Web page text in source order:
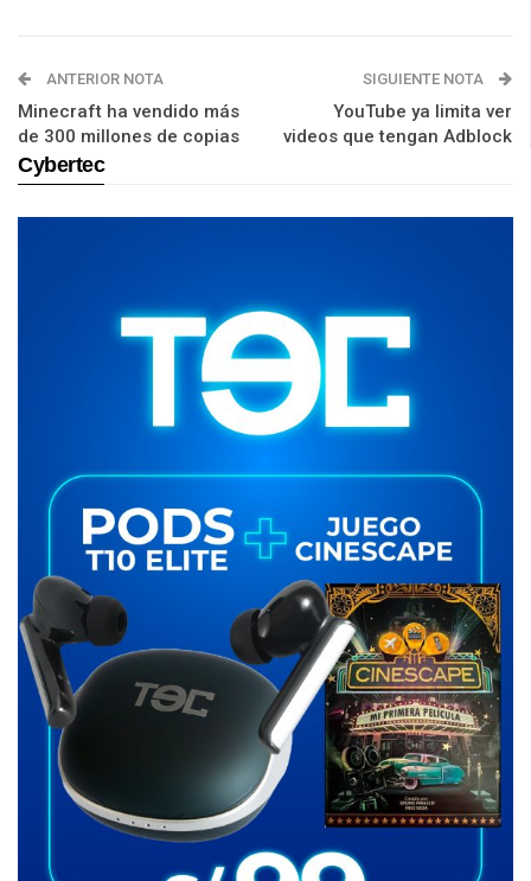
ANTERIOR NOTA
Minecraft ha vendido más
de 300 millones de copias
SIGUIENTE NOTA
YouTube ya limita ver
videos que tengan Adblock
Cybertec